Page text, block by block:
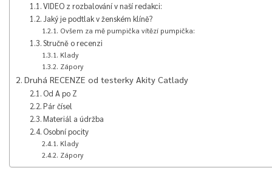
VIDEO z rozbalování v naší redakci:
Jaký je podtlak v ženském klíně?
Ovšem za mě pumpička vítězí pumpička:
Stručně o recenzi
Klady
Zápory
Druhá RECENZE od testerky Akity Catlady
Od A po Z
Pár čísel
Materiál a údržba
Osobní pocity
Klady
Zápory